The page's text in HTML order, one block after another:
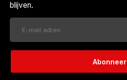
blijven.
Abonneer